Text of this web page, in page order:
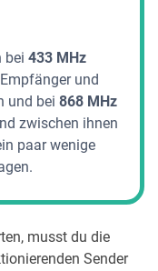
bei 433 MHz
und
und bei 868 MHz
zwischen ihnen
paar wenige
musst du die
Sender